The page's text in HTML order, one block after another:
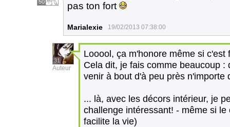
50
pas ton fort
Marialexie 19/02/2013 07:38:00
31
Auteur
Looool, ça m'honore même si c'est
Cela dit, je fais comme beaucoup
venir à bout d'à peu près n'importe
... là, avec les décors intérieur, je
challenge intéressant! - même si
facilite la vie)